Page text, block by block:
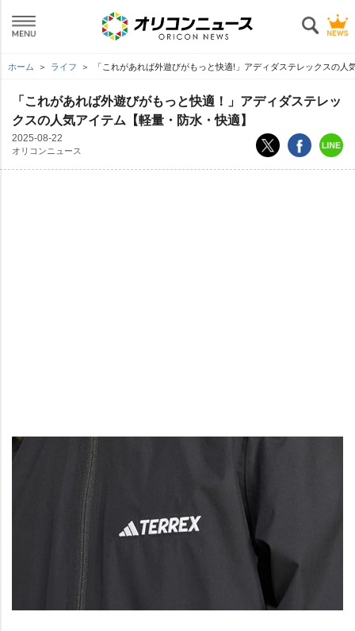
ホーム ライフ 「これがあれば外遊びがもっと快適!」アディダステレックスの
「これがあれば外遊びがもっと快適！」アディダステレッ
クスの人気アイテム【軽量・防水・快適】
2025-08-22
オリコンニュース